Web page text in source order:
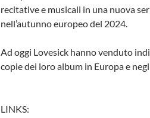
recitative e musicali in una nuova
nell’autunno europeo del 2024.
Ad oggi Lovesick hanno venduto
copie dei loro album in Europa e
LINKS: